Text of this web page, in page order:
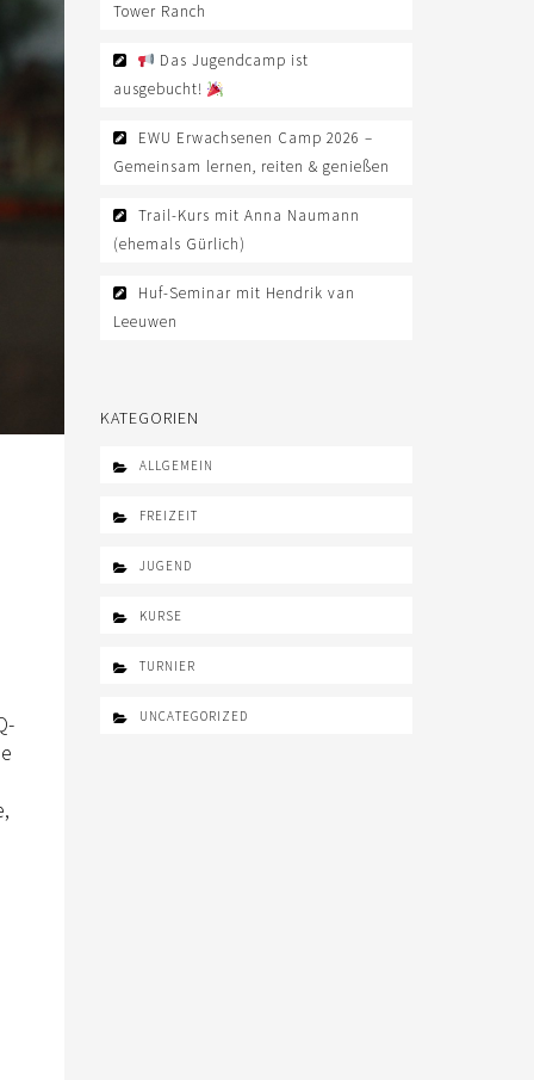
Tower Ranch
Das Jugendcamp ist
ausgebucht!
EWU Erwachsenen Camp 2026 –
Gemeinsam lernen, reiten & genießen
Trail-Kurs mit Anna Naumann
(ehemals Gürlich)
Huf-Seminar mit Hendrik van
Leeuwen
KATEGORIEN
ALLGEMEIN
FREIZEIT
JUGEND
KURSE
TURNIER
UNCATEGORIZED